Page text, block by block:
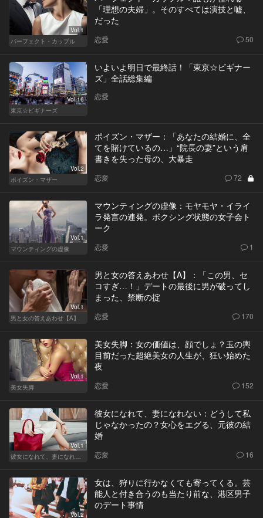
Vol.1
パーフェクト・カップル
「理想の夫婦」。そのすべては演技と嘘、
だった
恋愛 50
Vol.16
東京☆ビギナーズ
いよいよ明日で最終話！「東京☆ビギナー
ズ」全話総集編
恋愛
Vol.2
ポイズン・マザー
ポイズン・マザー：「あなたの結婚に、全
てを賭けているの…」“院長の妻”という肩
書きを失った母の、大暴走
恋愛 72
Vol.1
マウンティングの虚像
マウンティングの虚像：モヤモヤ・イライ
ラ発言の連発。ボクシング状態の女子会ト
ーク
恋愛 1
Vol.1
男と女の答えあわせ【A】
男と女の答えあわせ【A】：「この男、セ
コすぎ…！」デートの最後に男が破ってし
まった、禁断の掟
恋愛 170
Vol.1
美女失脚
美女失脚：女の価値は、顔でしょ？玉の輿
目前だった超絶美女の人生が、狂い始めた
夜
恋愛 152
Vol.1
彼女になれて、妻になれない：どうして私
じゃなかったの？女心をエグる、元彼の結
婚
恋愛 16
Vol.2
女は、狩りに行かなくても寄ってくる。芸
能人と付き合うのも当たり前な、港区男子
のデート事情